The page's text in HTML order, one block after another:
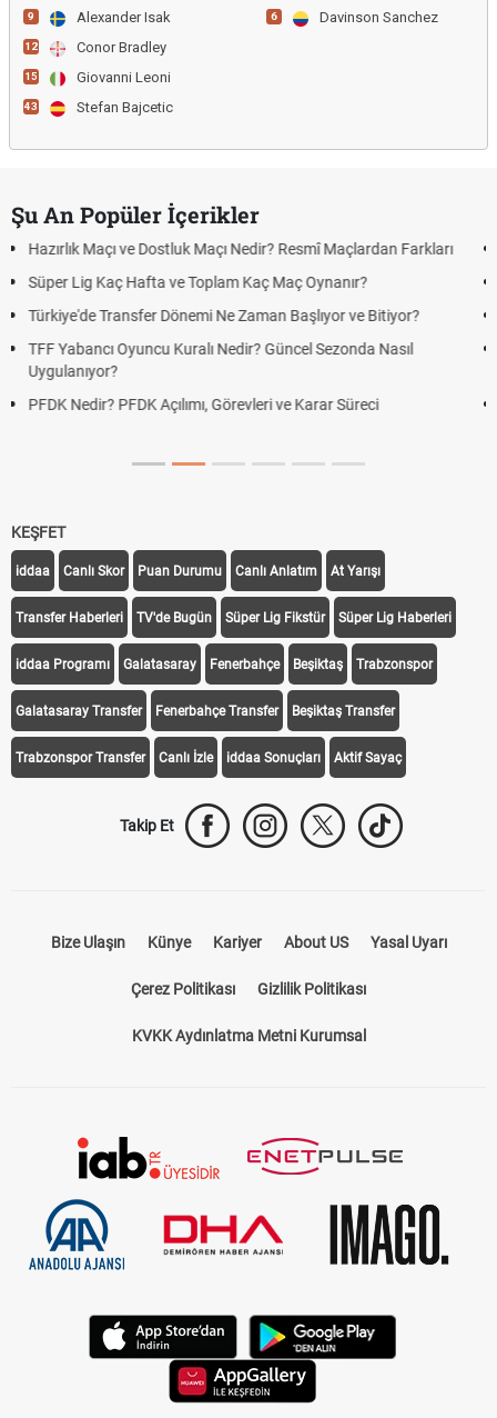
9 Alexander Isak
12 Conor Bradley
15 Giovanni Leoni
43 Stefan Bajcetic
6 Davinson Sanchez
Şu An Popüler İçerikler
Maçı Nedir? Resmî Maçlardan Farkları
Toplam Kaç Maç Oynanır?
Ne Zaman Başlıyor ve Bitiyor?
Nedir? Güncel Sezonda Nasıl
Görevleri ve Karar Süreci
Puan Durumunda AG,
Skor Ne Demek?
Futbol Nasıl Oynanır?
Deplasman Golü Kuralı
DGS Sonuçları Ne
KEŞFET
iddaa Canlı Skor Puan Durumu Canlı Anlatım At Yarışı
Transfer Haberleri TV'de Bugün Süper Lig Fikstür Süper Lig Haberleri
iddaa Programı Galatasaray Fenerbahçe Beşiktaş Trabzonspor
Galatasaray Transfer Fenerbahçe Transfer Beşiktaş Transfer
Trabzonspor Transfer Canlı İzle iddaa Sonuçları Aktif Sayaç
Takip Et
Bize Ulaşın Künye Kariyer About US Yasal Uyarı
Çerez Politikası Gizlilik Politikası
KVKK Aydınlatma Metni Kurumsal